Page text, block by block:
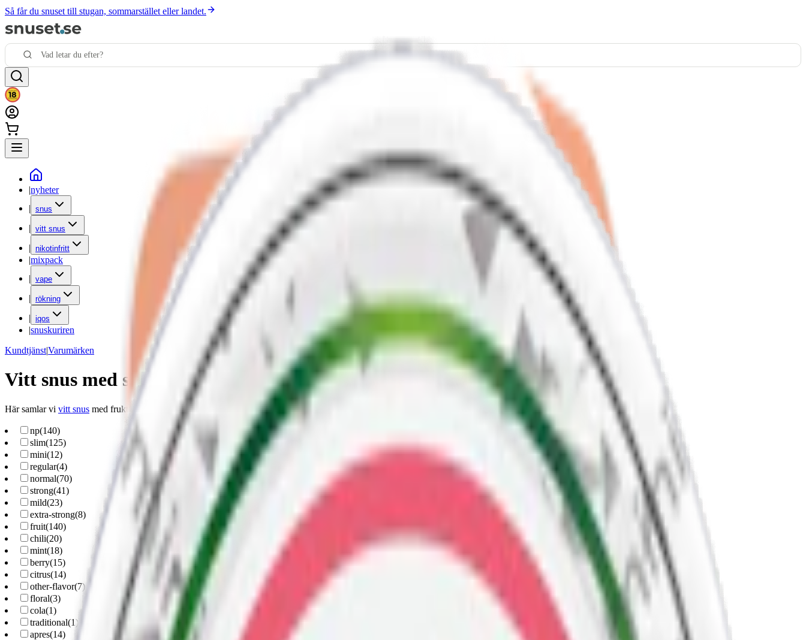
Så får du snuset till stugan, sommarstället eller landet.
|nyheter
| snus
| vitt snus
| nikotinfritt
|mixpack
| vape
| rökning
| iqos
|snuskuriren
Kundtjänst|Varumärken
Vitt snus med smak av frukt
Här samlar vi vitt snus med fruktsmak. Från söt persika, ananas och melon till syrliga äpplen och mango från Kelly White,Zixs ,Zafari
np(140)
slim(125)
mini(12)
regular(4)
normal(70)
strong(41)
mild(23)
extra-strong(8)
fruit(140)
chili(20)
mint(18)
berry(15)
citrus(14)
other-flavor(7)
floral(3)
cola(1)
traditional(1)
apres(14)